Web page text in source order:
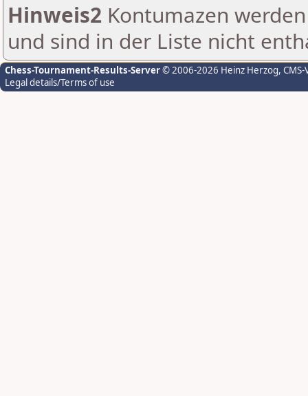
Hinweis2 Kontumazen
und sind in der Liste nicht
Chess-Tournament-Results-Server© 2006-2026 Heinz Herzog,
Legal details/Terms of use